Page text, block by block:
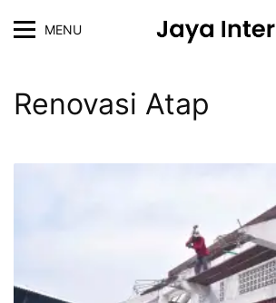
MENU
Renovasi Atap